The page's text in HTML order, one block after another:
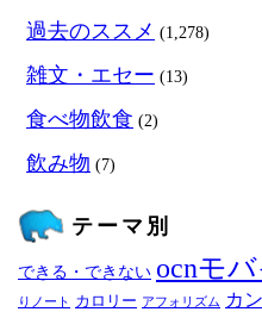
過去のススメ (1,278)
雑文・エセー (13)
食べ物飲食 (2)
飲み物 (7)
テーマ別
できる・できない ocnモ
りノート カロリー アフォリズム カ